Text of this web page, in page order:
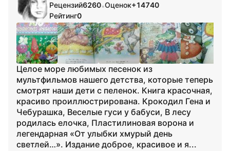
Рецензий6260•Оценок+14740
Рейтинг0
Целое море любимых песенок из
мультфильмов нашего детства, которые теперь
смотрят наши дети с пеленок. Книга красочная,
красиво проиллюстрирована. Крокодил Гена и
Чебурашка, Веселые гуси у бабуси, В лесу
родилась елочка, Пластилиновая ворона и
легендарная «От улыбки хмурый день
светлей…». Издание доброе, красивое и я...